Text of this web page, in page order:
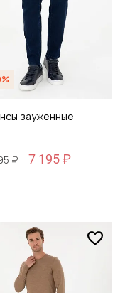
зауженные
₽ 7 195 ₽